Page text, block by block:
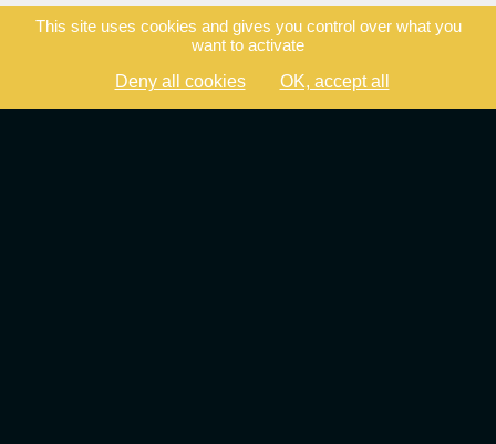
This site uses cookies and gives you control over what you
want to activate
Deny all cookies
OK, accept all